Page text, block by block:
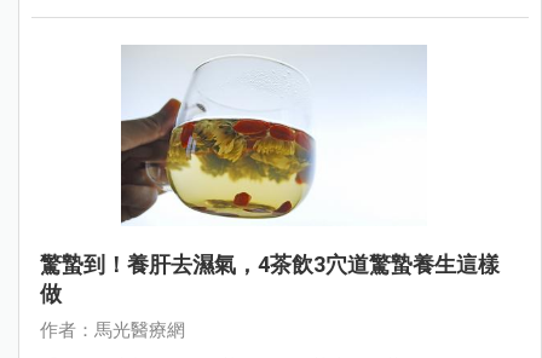
驚蟄到！養肝去濕氣，4茶飲3穴道驚蟄養生這樣
做
作者：馬光醫療網